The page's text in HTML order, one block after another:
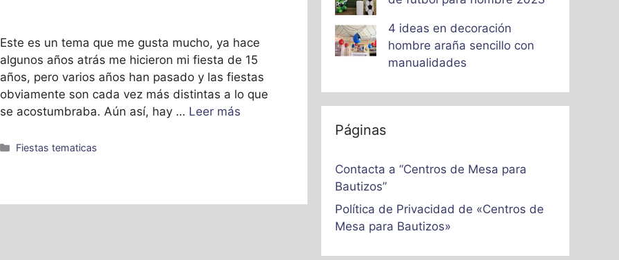
Este es un tema que me gusta mucho, ya hace
algunos años atrás me hicieron mi fiesta de 15
años, pero varios años han pasado y las fiestas
obviamente son cada vez más distintas a lo que
se acostumbraba. Aún así, hay … Leer más
Categorías
Fiestas tematicas
4 ideas en decoración
hombre araña sencillo con
manualidades
Páginas
Contacta a “Centros de Mesa para
Bautizos”
Política de Privacidad de «Centros de
Mesa para Bautizos»